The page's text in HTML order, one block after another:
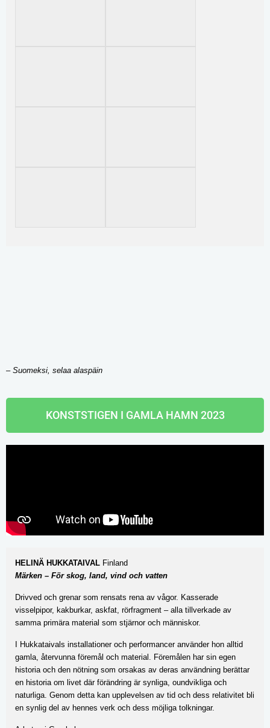
– Suomeksi, selaa alaspäin
KONSTSTIGEN I GAMLA HAMN 2023
HELINÄ HUKKATAIVAL Finland
Märken – För skog, land, vind och vatten
Drivved och grenar som rensats rena av vågor. Kasserade
visselpipor, kakburkar, askfat, rörfragment – alla tillverkade av
samma primära material som stjärnor och människor.
I Hukkataivals installationer och performancer använder hon alltid
gamla, återvunna föremål och material. Föremålen har sin egen
historia och den nötning som orsakas av deras användning berättar
en historia om livet där förändring är synliga, oundvikliga och
naturliga. Genom detta kan upplevelsen av tid och dess relativitet bli
en synlig del av hennes verk och dess möjliga tolkningar.